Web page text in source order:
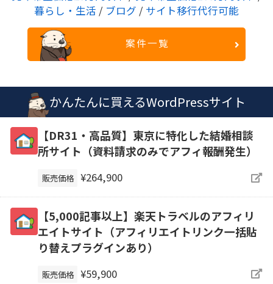
暮らし・生活 / ブログ / サイト移行代行可能
案件一覧
かんたんに買えるWordPressサイト
【DR31・高品質】東京に特化した結婚相談
所サイト（資料請求のみでアフィ報酬発生）
販売価格 ¥264,900
【5,000記事以上】楽天トラベルのアフィリ
エイトサイト（アフィリエイトリンク一括貼
り替えプラグインあり）
販売価格 ¥59,900